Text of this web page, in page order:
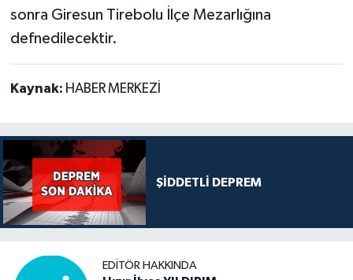
sonra Giresun Tirebolu İlçe Mezarlığına
defnedilecektir.
Kaynak: HABER MERKEZİ
ŞİDDETLİ DEPREM
EDITÖR HAKKINDA